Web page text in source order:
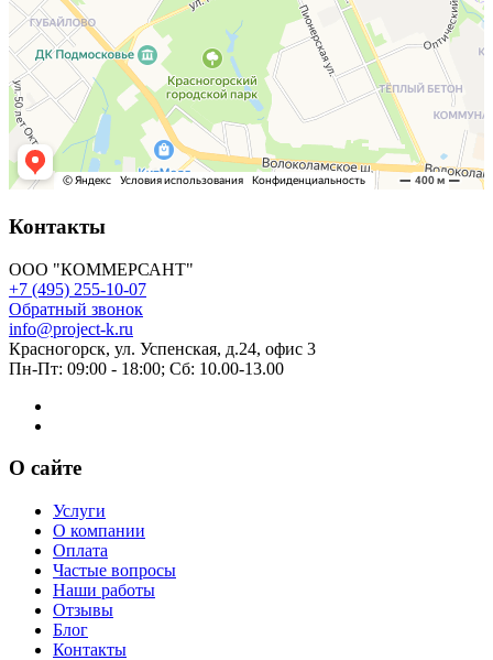
Контакты
ООО "КОММЕРСАНТ"
+7 (495) 255-10-07
Обратный звонок
info@project-k.ru
Красногорск, ул. Успенская, д.24, офис 3
Пн-Пт: 09:00 - 18:00; Сб: 10.00-13.00
О сайте
Услуги
О компании
Оплата
Частые вопросы
Наши работы
Отзывы
Блог
Контакты